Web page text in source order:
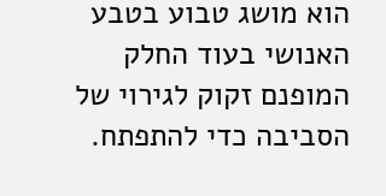
הוא מושג טבוע בטבע
האנושי בעוד החלק
המופנם זקוק לגירוי של
הסביבה כדי להתפתח.